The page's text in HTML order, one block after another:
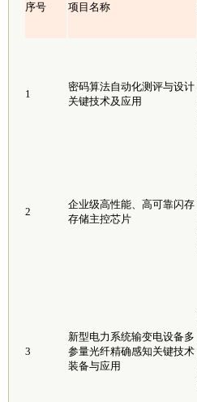
序号 项目名称
1
密码算法自动化测评与设计
关键技术及应用
2
企业级高性能、高可靠闪存
存储主控芯片
3
新型电力系统输变电设备多
参量光纤精确感知关键技术
装备与应用